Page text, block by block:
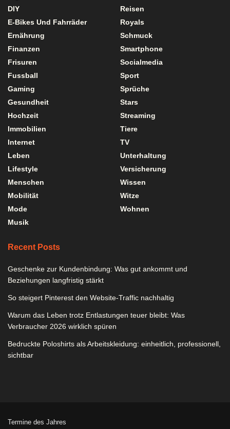
DIY
E-Bikes Und Fahrräder
Ernährung
Finanzen
Frisuren
Fussball
Gaming
Gesundheit
Hochzeit
Immobilien
Internet
Leben
Lifestyle
Menschen
Mobilität
Mode
Musik
Reisen
Royals
Schmuck
Smartphone
Socialmedia
Sport
Sprüche
Stars
Streaming
Tiere
TV
Unterhaltung
Versicherung
Wissen
Witze
Wohnen
Recent Posts
Geschenke zur Kundenbindung: Was gut ankommt und
Beziehungen langfristig stärkt
So steigert Pinterest den Website-Traffic nachhaltig
Warum das Leben trotz Entlastungen teuer bleibt: Was
Verbraucher 2026 wirklich spüren
Bedruckte Poloshirts als Arbeitskleidung: einheitlich, professionell,
sichtbar
Termine des Jahres